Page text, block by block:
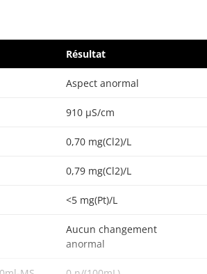
Résultat
Aspect anormal
910 µS/cm
0,70 mg(Cl2)/L
0,79 mg(Cl2)/L
<5 mg(Pt)/L
Aucun changement
anormal